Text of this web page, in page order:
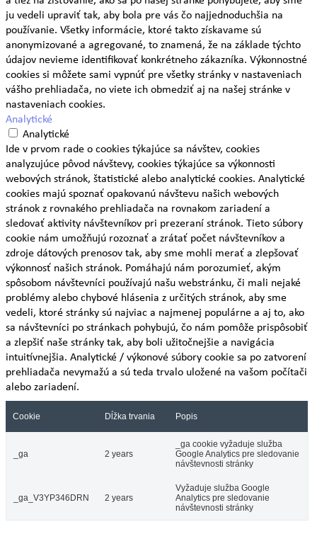
ju vedeli upraviť tak, aby bola pre vás čo najjednoduchšia na
používanie. Všetky informácie, ktoré takto získavame sú
anonymizované a agregované, to znamená, že na základe týchto
údajov nevieme identifikovať konkrétneho zákazníka. Výkonnostné
cookies si môžete sami vypnúť pre všetky stránky v nastaveniach
vášho prehliadača, no viete ich obmedziť aj na našej stránke v
nastaveniach cookies.
Analytické
Analytické
Ide v prvom rade o cookies týkajúce sa návštev, cookies
analyzujúce pôvod návštevy, cookies týkajúce sa výkonnosti
webových stránok, štatistické alebo analytické cookies. Analytické
cookies majú spoznať opakovanú návštevu našich webových
stránok z rovnakého prehliadača na rovnakom zariadení a
sledovať aktivity návštevníkov pri prezeraní stránok. Tieto súbory
cookie nám umožňujú rozoznať a zrátať počet návštevníkov a
zdroje dátových prenosov tak, aby sme mohli merať a zlepšovať
výkonnosť našich stránok. Pomáhajú nám porozumieť, akým
spôsobom návštevníci používajú našu webstránku, či mali nejaké
problémy alebo chybové hlásenia z určitých stránok, aby sme
vedeli, ktoré stránky sú najviac a najmenej populárne a aj to, ako
sa návštevníci po stránkach pohybujú, čo nám pomôže prispôsobiť
a zlepšiť naše stránky tak, aby boli užitočnejšie a navigácia
intuitívnejšia. Analytické / výkonové súbory cookie sa po zatvorení
prehliadača nevymažú a sú teda trvalo uložené na vašom počítači
alebo zariadení.
Cookie Dĺžka trvania Popis
_ga 2 years
_ga cookie vyžaduje služba
Google Analytics pre sledovanie
návštevnosti stránky
_ga_V3YP346DRN 2 years
Vyžaduje služba Google
Analytics pre sledovanie
návštevnosti stránky